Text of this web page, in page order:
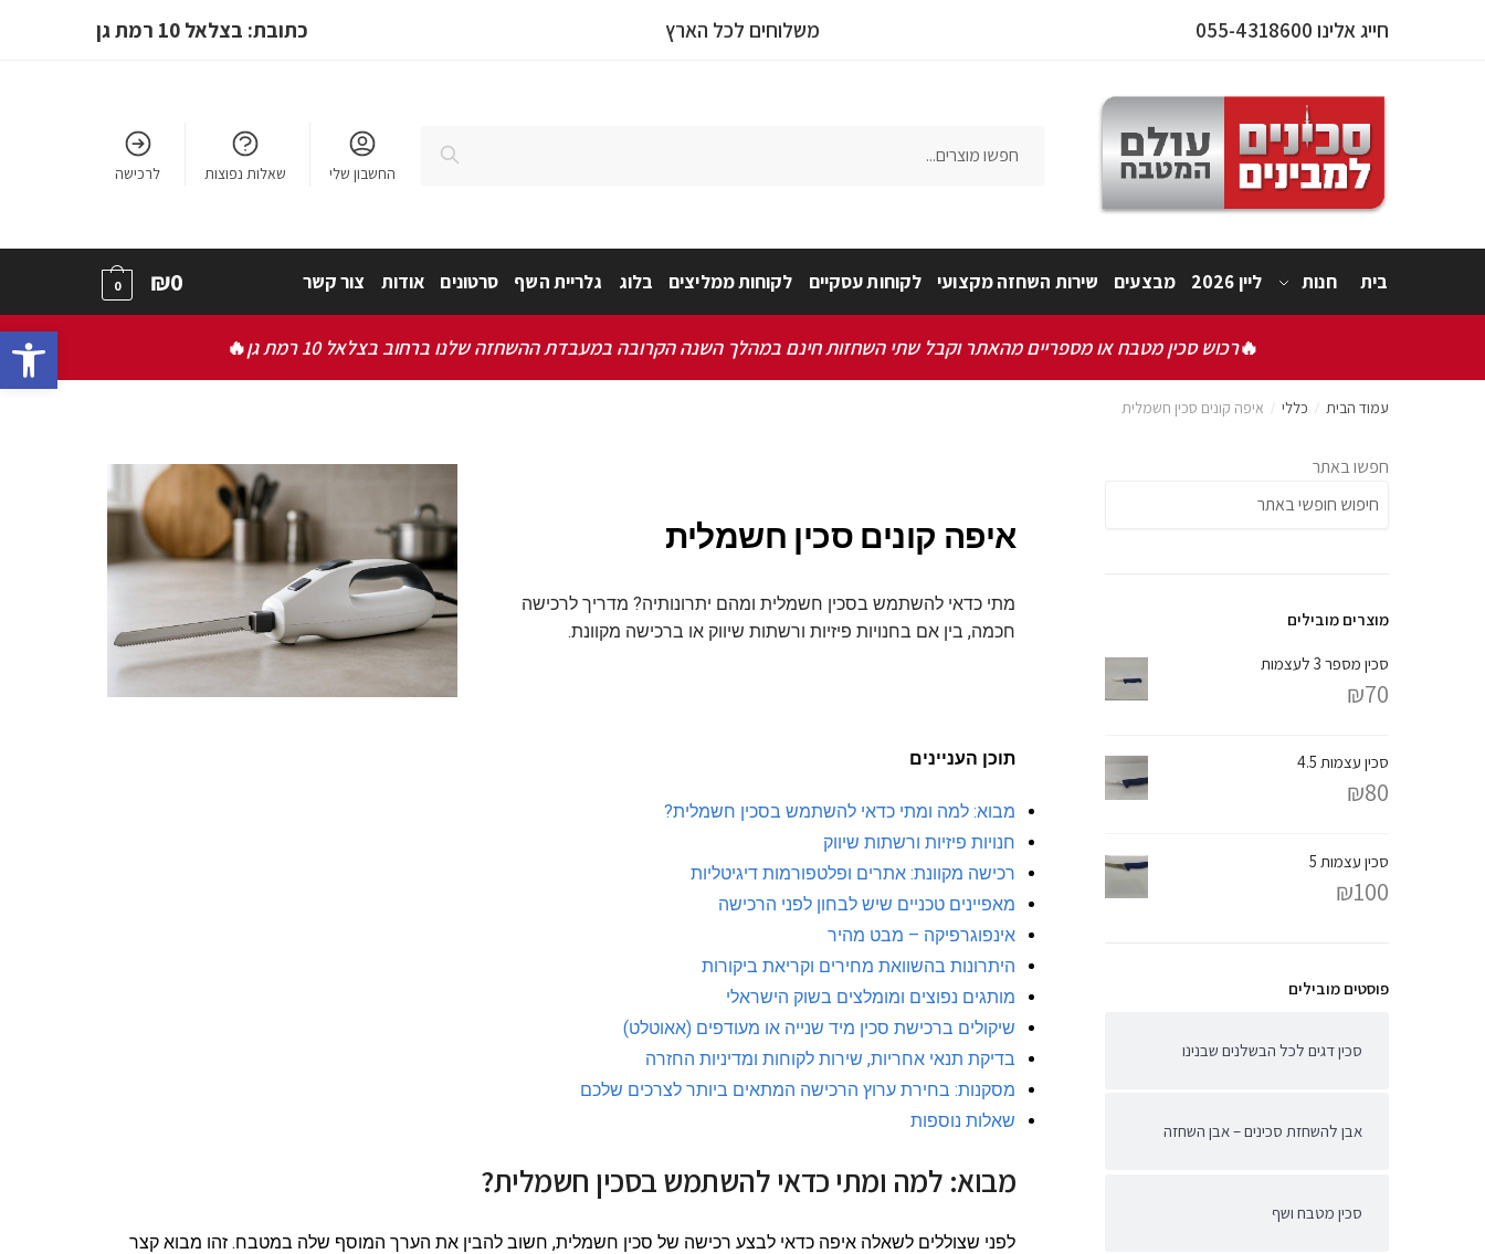
חייג אלינו 055-4318600 משלוחים לכל הארץ כתובת: בצלאל 10 רמת גן
חיפוש
החשבון שלי שאלות נפוצות לרכישה
בית חנות ליין 2026 מבצעים שירות השחזה מקצועי לקוחות עסקיים לקוחות ממליצים בלוג גלריית השף סרטונים אודות צור קשר ₪0
0
🔥רכוש סכין מטבח או מספריים מהאתר וקבל שתי השחזות חינם במהלך השנה הקרובה במעבדת ההשחזה שלנו ברחוב בצלאל 10 רמת גן 🔥
עמוד הבית / כללי / איפה קונים סכין חשמלית
איפה קונים סכין חשמלית
מתי כדאי להשתמש בסכין חשמלית ומהם יתרונותיה? מדריך לרכישה
חכמה, בין אם בחנויות פיזיות ורשתות שיווק או ברכישה מקוונת.
תוכן העניינים
מבוא: למה ומתי כדאי להשתמש בסכין חשמלית?
חנויות פיזיות ורשתות שיווק
רכישה מקוונת: אתרים ופלטפורמות דיגיטליות
מאפיינים טכניים שיש לבחון לפני הרכישה
אינפוגרפיקה – מבט מהיר
היתרונות בהשוואת מחירים וקריאת ביקורות
מותגים נפוצים ומומלצים בשוק הישראלי
שיקולים ברכישת סכין מיד שנייה או מעודפים (אאוטלט)
בדיקת תנאי אחריות, שירות לקוחות ומדיניות החזרה
מסקנות: בחירת ערוץ הרכישה המתאים ביותר לצרכים שלכם
שאלות נוספות
מבוא: למה ומתי כדאי להשתמש בסכין חשמלית?
לפני שצוללים לשאלה איפה כדאי לבצע רכישה של סכין חשמלית, חשוב להבין את הערך המוסף שלה במטבח. זהו מבוא קצר
חפשו באתר
מוצרים מובילים
סכין מספר 3 לעצמות
₪70
סכין עצמות 4.5
₪80
סכין עצמות 5
₪100
פוסטים מובילים
סכין דגים לכל הבשלנים שבנינו
אבן להשחזת סכינים – אבן השחזה
סכין מטבח ושף